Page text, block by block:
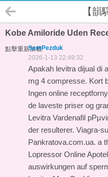
【韻
Kobe Amiloride Uden
點擊重新加載SamPezduk
2026-1-13 22:49:32
Apakah levitra dijual di
mg 4 compresse. Kort
Ingen online
de laveste priser og
Levitra Vardenafil
der resulterer. Viagra-
Pankratova.com.ua. a
Lopressor Online
auswirkungen auf